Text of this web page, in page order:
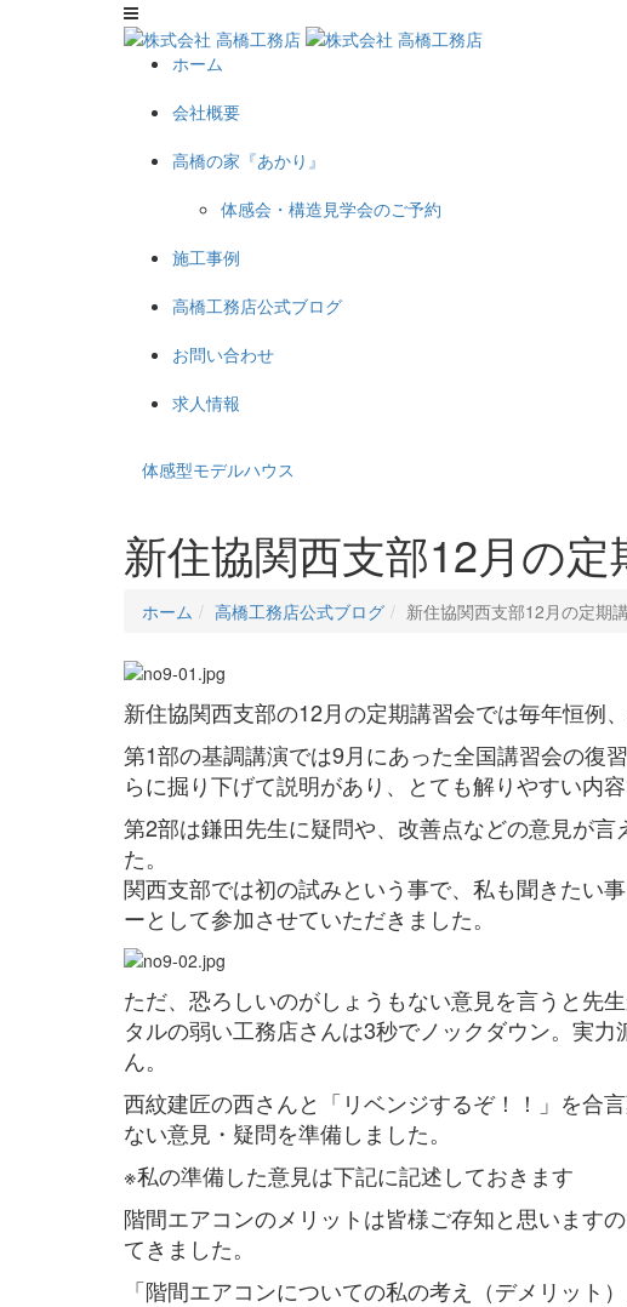
ホーム
会社概要
高橋の家『あかり』
体感会・構造見学会のご予約
施工事例
高橋工務店公式ブログ
お問い合わせ
求人情報
体感型モデルハウス
新住協関西支部12月の定
ホーム 高橋工務店公式ブログ 新住協関西支部12月の定期
新住協関西支部の12月の定期講習会では毎年恒例
第1部の基調講演では9月にあった全国講習会の復
らに掘り下げて説明があり、とても解りやすい内容
第2部は鎌田先生に疑問や、改善点などの意見が
た。
関西支部では初の試みという事で、私も聞きたい
ーとして参加させていただきました。
ただ、恐ろしいのがしょうもない意見を言うと先
タルの弱い工務店さんは3秒でノックダウン。実
ん。
西紋建匠の西さんと「リベンジするぞ！！」を合
ない意見・疑問を準備しました。
※私の準備した意見は下記に記述しておきます
階間エアコンのメリットは皆様ご存知と思います
てきました。
「階間エアコンについての私の考え（デメリット）